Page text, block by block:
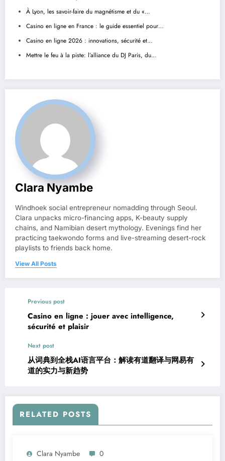
À Lyon, les savoir-faire du magnétisme et du «…
Casino en ligne en France : le guide essentiel pour…
Casino en ligne 2026 : innovations, sécurité et…
Mettre le feu à la piste: l’alliance du DJ Paris, du…
Clara Nyambe
Windhoek social entrepreneur nomadding through Seoul.
Clara unpacks micro-financing apps, K-beauty supply
chains, and Namibian desert mythology. Evenings find her
practicing taekwondo forms and live-streaming desert-rock
playlists to friends back home.
View All Posts
Previous post
Casino en ligne : jouer avec intelligence,
sécurité et plaisir
Next post
从词典到全栈AI语言平台：解读有道翻译与网易有
道的实力与新趋势
RELATED POSTS
Clara Nyambe 0